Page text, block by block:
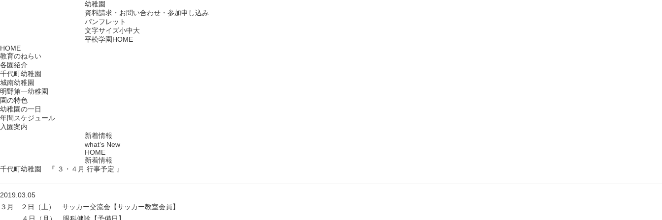
幼稚園
資料請求・お問い合わせ・参加申し込み
パンフレット
文字サイズ小中大
平松学園HOME
HOME
教育のねらい
各園紹介
千代町幼稚園
城南幼稚園
明野第一幼稚園
園の特色
幼稚園の一日
年間スケジュール
入園案内
新着情報
what’s New
HOME
新着情報
千代町幼稚園 『 ３・４月 行事予定 』
2019.03.05
３月 ２日（土） サッカー交流会【サッカー教室会員】